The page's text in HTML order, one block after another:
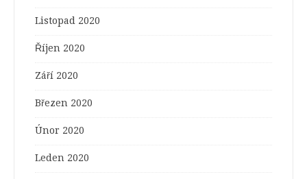
Listopad 2020
Říjen 2020
Září 2020
Březen 2020
Únor 2020
Leden 2020